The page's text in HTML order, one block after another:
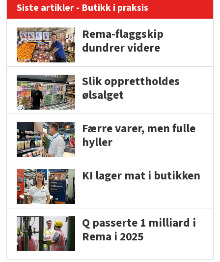
Siste artikler - Butikk i praksis
Rema-flaggskip
dundrer videre
Slik opprettholdes
ølsalget
Færre varer, men fulle
hyller
KI lager mat i butikken
Q passerte 1 milliard i
Rema i 2025